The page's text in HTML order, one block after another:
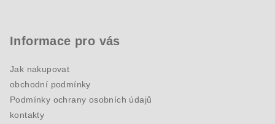
Informace pro vás
Jak nakupovat
obchodní podmínky
Podmínky ochrany osobních údajů
kontakty